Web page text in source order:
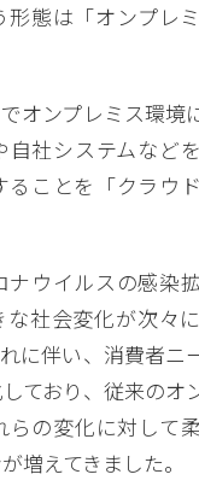
形態は「オンプレ
オンプレミス環境
自社システムなど
ることを「クラウ
ナウイルスの感染
な社会変化が次々
に伴い、消費者ニ
ており、従来のオ
らの変化に対して
増えてきました。